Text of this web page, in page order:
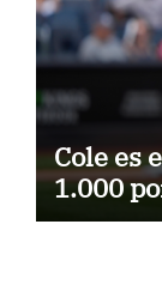
Cole es
1.000